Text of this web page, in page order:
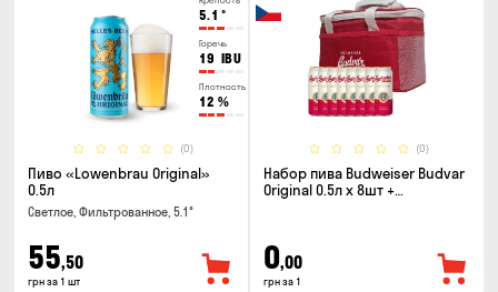
5.1 °
Горечь
19 IBU
Плотность
12 %
(0)
Пиво «Lowenbrau Original»
0.5л
Светлое, Фильтрованное, 5.1°
55,50
грн за 1 шт
(0)
Набор пива Budweiser Budvar
Original 0.5л x 8шт +
0,00
грн за 1